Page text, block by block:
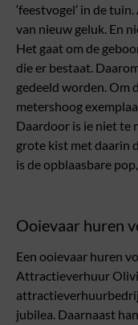
‘feestvogel’ in de
van nieuw geluk. En
Het gaat om de
die er bestaat.
gedeeld worden. Om
metershoog
Daardoor is ie niet te
grote kist met daarin
is de opblaasbare
Ooievaar huren
Een ooievaar huren
Attractieverhuur
jubilea. Daarnaast